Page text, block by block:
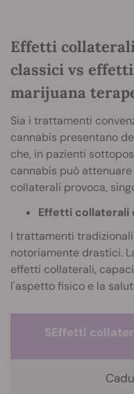
Effetti
classici vs
marijuana
Sia i trattamenti
cannabis presentano
che, in pazienti
cannabis può
collaterali provoca,
Effetti collaterali
I trattamenti
notoriamente drastici.
effetti collaterali,
l'aspetto fisico e la
SEffetti